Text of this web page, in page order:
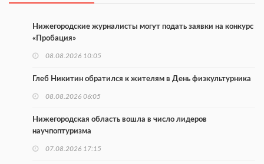
Нижегородские журналисты могут подать заявки на конкурс
«Пробация»
08.08.2026 10:05
Глеб Никитин обратился к жителям в День физкультурника
08.08.2026 06:05
Нижегородская область вошла в число лидеров
научпоптуризма
07.08.2026 17:15